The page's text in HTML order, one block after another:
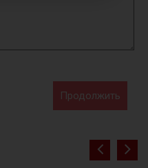
Продолжить